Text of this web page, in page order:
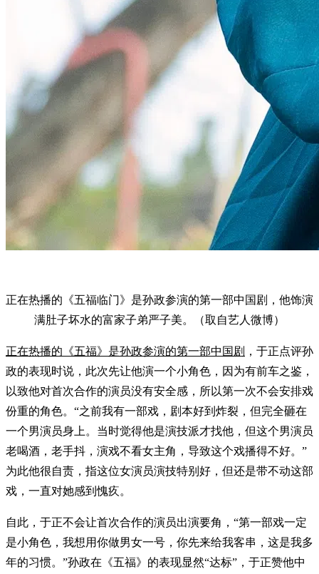
正在热播的《五福临门》是孙政参演的第一部中国剧，他饰演
满肚子坏水的富家子弟严子美。（取自艺人微博）
正在热播的《五福》是孙政参演的第一部中国剧 ，于正点评孙
政的表现时说，此次先让他演一个小角色，因为有前车之鉴，
以致他对首次合作的演员没有安全感，所以第一次不会安排戏
份重的角色。“之前我有一部戏，剧本好到炸裂，但完全砸在
一个男演员身上。当时觉得他是演技派才找他，但这个男演员
老喝酒，老手抖，演戏不看女主角，导致这个戏播得不好。”
为此他很自责，指这位女演员演技特别好，但还是带不动这部
戏，一直对她感到愧疚。
自此，于正不会让首次合作的演员出演要角，“第一部戏一定
是小角色，我想用你做男女一号，你先来给我客串，这是我多
年的习惯。”孙政在《五福》的表现显然“达标”，于正赞他中